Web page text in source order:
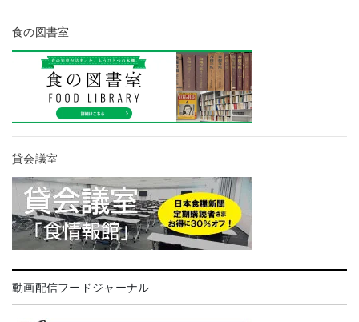
食の図書室
貸会議室
動画配信フードジャーナル